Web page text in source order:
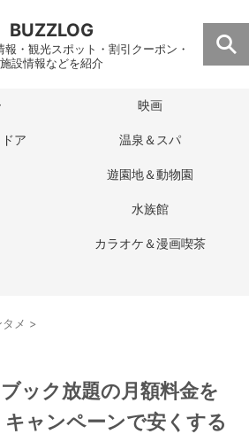
BUZZLOG
・観光スポット・割引クーポン・
施設情報などを紹介
映画
ア 温泉＆スパ
遊園地＆動物園
水族館
カラオケ＆漫画喫茶
タメ >
ック放題の月額料金を
ャンペーンで安くする